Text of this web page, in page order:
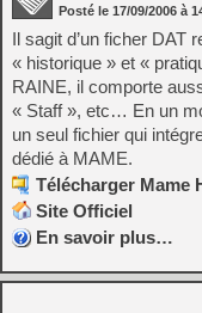
Posté le 17/09/2006 à
Il sagit d’un ficher DAT
« historique » et «
RAINE, il comporte
« Staff », etc… En un
un seul fichier qui
dédié à MAME.
Télécharger Mame
Site Officiel
En savoir plus…